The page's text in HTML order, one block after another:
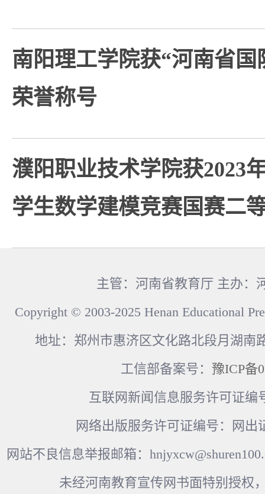
南阳理工学院获“河南省
荣誉称号
濮阳职业技术学院获2023
学生数学建模竞赛国赛二
主管：河南省教育厅 主办：
Copyright © 2003-2025 Henan Educational
地址：郑州市惠济区文化路北段月湖南
工信部备案号： 豫ICP备
互联网新闻信息服务许可证编
网络出版服务许可证编号：网出
网站不良信息举报邮箱：
未经河南教育宣传网书面特别授权